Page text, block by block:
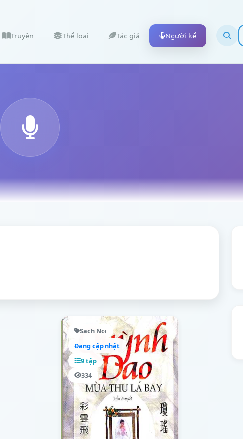
Truyện Thể loại Tác giả Người kể
Sách Nói
Đang cập nhật
9 tập
334